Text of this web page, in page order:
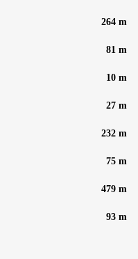
264 m
81 m
10 m
27 m
232 m
75 m
479 m
93 m